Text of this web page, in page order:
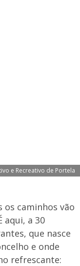
e Recreativo de Portela
os caminhos vão
aqui, a 30
que nasce
e onde
refrescante: